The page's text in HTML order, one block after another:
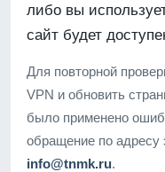
либо вы
сайт будет
Для повторной
VPN и обновить
было применено
обращение по адресу
info@tnmk.ru.